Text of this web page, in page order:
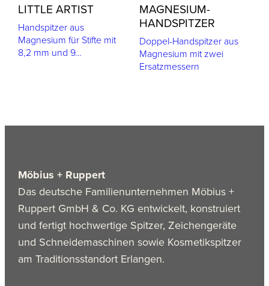
LITTLE ARTIST
Handspitzer aus
Magnesium für Stifte mit
8,2 mm und 9…
MAGNESIUM-
HANDSPITZER
Doppel-Handspitzer aus
Magnesium mit zwei
Ersatzmessern
Möbius + Ruppert
Das deutsche Familienunternehmen Möbius +
Ruppert GmbH & Co. KG entwickelt, konstruiert
und fertigt hochwertige Spitzer, Zeichengeräte
und Schneidemaschinen sowie Kosmetikspitzer
am Traditionsstandort Erlangen.